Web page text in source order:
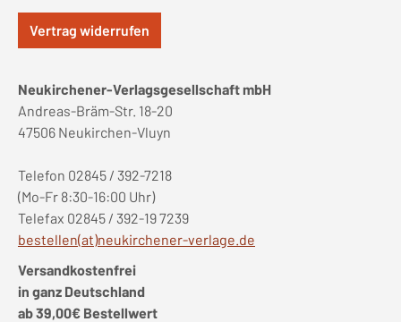
Vertrag widerrufen
Neukirchener-Verlagsgesellschaft mbH
Andreas-Bräm-Str. 18-20
47506 Neukirchen-Vluyn
Telefon 02845 / 392-7218
(Mo-Fr 8:30-16:00 Uhr)
Telefax 02845 / 392-19 7239
bestellen(at)neukirchener-verlage.de
Versandkostenfrei
in ganz Deutschland
ab 39,00€ Bestellwert